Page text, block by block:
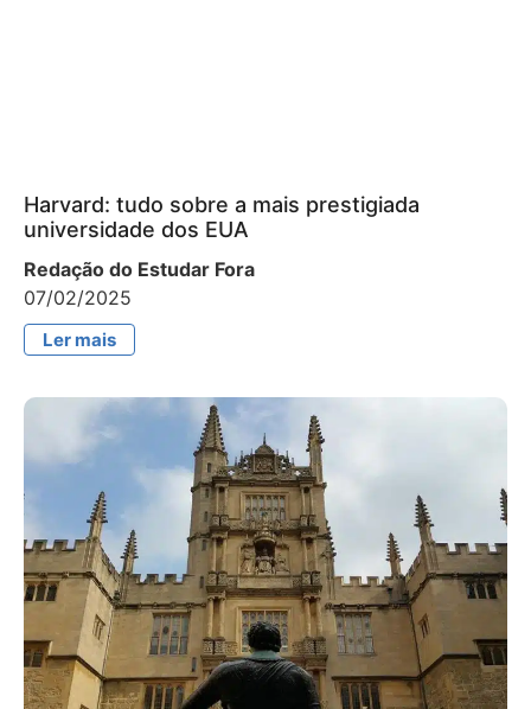
Harvard: tudo sobre a mais prestigiada
universidade dos EUA
Redação do Estudar Fora
07/02/2025
Ler mais